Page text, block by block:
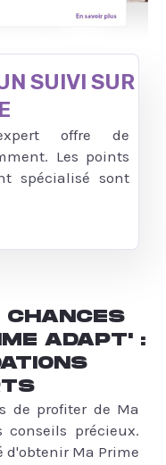
SUIVI SUR
offre de
Les points
spécialisé sont
CHANCES
ADAPT' :
de profiter de Ma
conseils précieux.
Ma Prime